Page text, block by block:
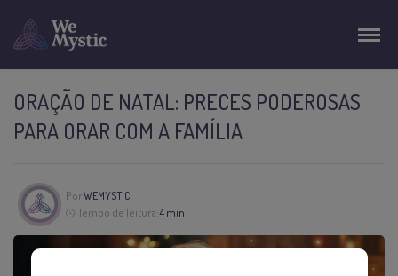
ORAÇÃO DE NATAL: PRECES PODEROSAS
PARA ORAR COM A FAMÍLIA
PorWEMYSTIC
Tempo de leitura:4 min